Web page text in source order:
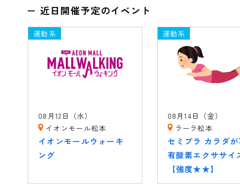
近日開催予定のイベント
運動系
08月12日（水）
イオンモール松本
イオンモールウォーキ
ング
運動系
08月14日（金）
ラーラ松本
セミプラ カラダが
有酸素エクササイ
【強度★★】